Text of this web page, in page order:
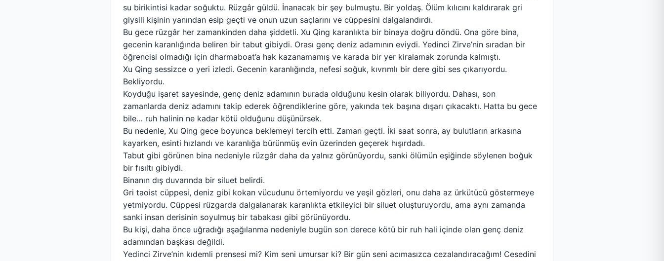
su birikintisi kadar soğuktu. Rüzgâr güldü. İnanacak bir şey bulmuştu. Bir yoldaş. Ölüm kılıcını kaldırarak gri
giysili kişinin yanından esip geçti ve onun uzun saçlarını ve cüppesini dalgalandırdı.
Bu gece rüzgâr her zamankinden daha şiddetli. Xu Qing karanlıkta bir binaya doğru döndü. Ona göre bina,
gecenin karanlığında beliren bir tabut gibiydi. Orası genç deniz adamının eviydi. Yedinci Zirve’nin sıradan bir
öğrencisi olmadığı için dharmaboat’a hak kazanamamış ve karada bir yer kiralamak zorunda kalmıştı.
Xu Qing sessizce o yeri izledi. Gecenin karanlığında, nefesi soğuk, kıvrımlı bir dere gibi ses çıkarıyordu.
Bekliyordu.
Koyduğu işaret sayesinde, genç deniz adamının burada olduğunu kesin olarak biliyordu. Dahası, son
zamanlarda deniz adamını takip ederek öğrendiklerine göre, yakında tek başına dışarı çıkacaktı. Hatta bu gece
bile… ruh halinin ne kadar kötü olduğunu düşünürsek.
Bu nedenle, Xu Qing gece boyunca beklemeyi tercih etti. Zaman geçti. İki saat sonra, ay bulutların arkasına
kayarken, esinti hızlandı ve karanlığa bürünmüş evin üzerinden geçerek hışırdadı.
Tabut gibi görünen bina nedeniyle rüzgâr daha da yalnız görünüyordu, sanki ölümün eşiğinde söylenen boğuk
bir fısıltı gibiydi.
Binanın dış duvarında bir siluet belirdi.
Gri taoist cüppesi, deniz gibi kokan vücudunu örtemiyordu ve yeşil gözleri, onu daha az ürkütücü göstermeye
yetmiyordu. Cüppesi rüzgarda dalgalanarak karanlıkta etkileyici bir siluet oluşturuyordu, ama aynı zamanda
sanki insan derisinin soyulmuş bir tabakası gibi görünüyordu.
Bu kişi, daha önce uğradığı aşağılanma nedeniyle bugün son derece kötü bir ruh hali içinde olan genç deniz
adamından başkası değildi.
Yedinci Zirve’nin kıdemli prensesi mi? Kim seni umursar ki? Bir gün seni acımasızca cezalandıracağım! Cesedini